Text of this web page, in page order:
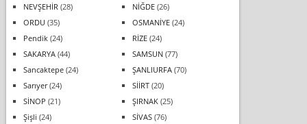
NEVŞEHİR (28) NİĞDE(26)
ORDU (35) OSMANİYE(24)
Pendik(24) RİZE(24)
SAKARYA(44) SAMSUN(77)
Sancaktepe(24) ŞANLIURFA(70)
Sarıyer(24) SİİRT(20)
SİNOP (21) ŞIRNAK(25)
Şişli (24) SİVAS(76)